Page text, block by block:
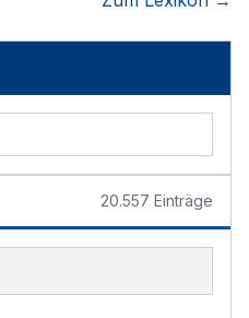
20.557 Einträge